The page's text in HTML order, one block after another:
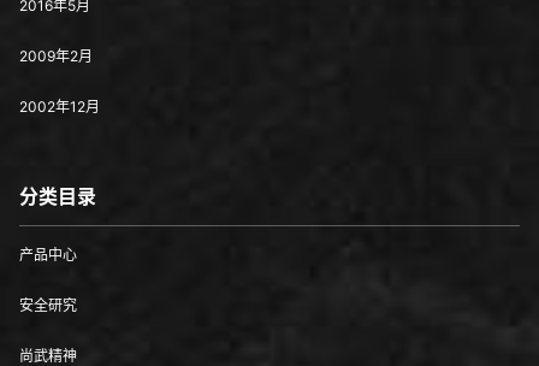
2016年5月
2009年2月
2002年12月
分类目录
产品中心
安全研究
尚武精神